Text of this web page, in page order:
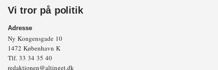
Vi tror på politik
Adresse
Ny Kongensgade 10
1472 København K
Tlf. 33 34 35 40
redaktionen@altinget.dk